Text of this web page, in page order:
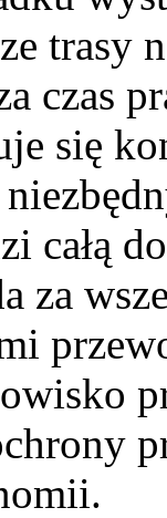
czas
się
całą
za